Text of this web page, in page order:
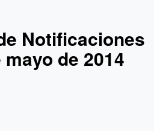
Notificaciones
de 2014